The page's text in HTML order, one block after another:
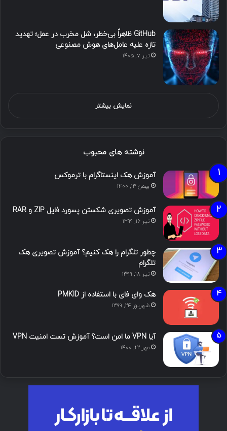
GitHub ظاهراً بی‌خطر، شل مخرب در عمل؛ تهدید
تازه علیه عامل‌های هوش مصنوعی
تیر ۷, ۱۴۰۵
نمایش بیشتر
نوشته های محبوب
آموزش هک اینستاگرام با ترموکس
بهمن ۱۳, ۱۴۰۰
آموزش تصویری شکستن پسورد فایل ZIP و RAR
تیر ۱۶, ۱۳۹۹
چطور تلگرام را هک کنیم؟ آموزش تصویری هک
تلگرام
تیر ۱۸, ۱۳۹۹
هک وای فای با استفاده از PMKID
شهریور ۲۴, ۱۳۹۹
آیا VPN ما امن است؟ آموزش تست امنیت VPN
مهر ۲۲, ۱۴۰۰